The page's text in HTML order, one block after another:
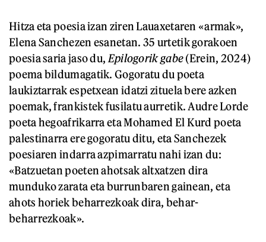
Hitza eta poesia izan ziren Lauaxetaren «armak»,
Elena Sanchezen esanetan. 35 urtetik gorakoen
poesia saria jaso du,Epilogorik gabe(Erein, 2024)
poema bildumagatik. Gogoratu du poeta
laukiztarrak espetxean idatzi zituela bere azken
poemak, frankistek fusilatu aurretik. Audre Lorde
poeta hegoafrikarra eta Mohamed El Kurd poeta
palestinarra ere gogoratu ditu, eta Sanchezek
poesiaren indarra azpimarratu nahi izan du:
«Batzuetan poeten ahotsak altxatzen dira
munduko zarata eta burrunbaren gainean, eta
ahots horiek beharrezkoak dira, behar-
beharrezkoak».